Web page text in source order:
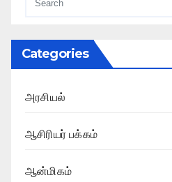
Categories
அரசியல்
ஆசிரியர் பக்கம்
ஆன்மிகம்